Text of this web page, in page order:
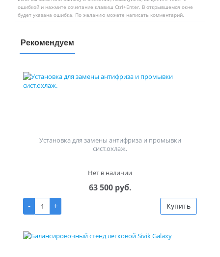
ошибкой и нажмите сочетание клавиш Ctrl+Enter. В открывшемся окне
будет указана ошибка. По желанию можете написать комментарий.
Рекомендуем
Установка для замены антифриза и промывки
сист.охлаж.
Нет в наличии
63 500 руб.
-
+ Купить